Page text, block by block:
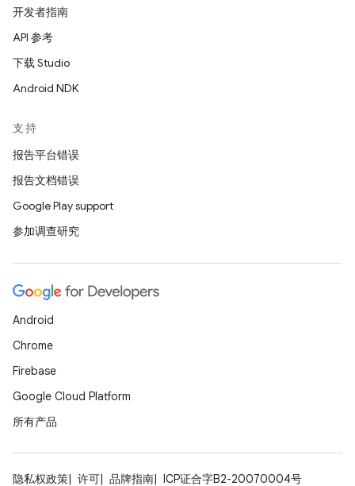
开发者指南
API 参考
下载 Studio
Android NDK
支持
报告平台错误
报告文档错误
Google Play support
参加调查研究
Android
Chrome
Firebase
Google Cloud Platform
所有产品
隐私权政策 许可 品牌指南
ICP证合字B2-20070004号